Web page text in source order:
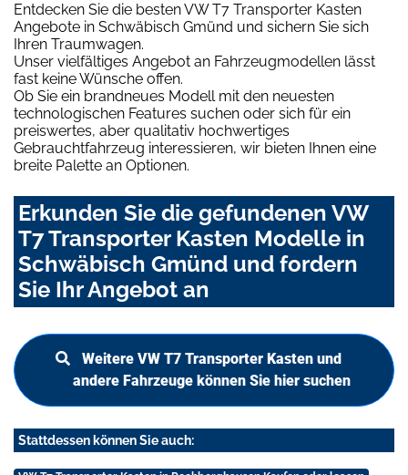
Entdecken Sie die besten VW T7 Transporter Kasten
Angebote in Schwäbisch Gmünd und sichern Sie sich
Ihren Traumwagen.
Unser vielfältiges Angebot an Fahrzeugmodellen lässt
fast keine Wünsche offen.
Ob Sie ein brandneues Modell mit den neuesten
technologischen Features suchen oder sich für ein
preiswertes, aber qualitativ hochwertiges
Gebrauchtfahrzeug interessieren, wir bieten Ihnen eine
breite Palette an Optionen.
Erkunden Sie die gefundenen VW
T7 Transporter Kasten Modelle in
Schwäbisch Gmünd und fordern
Sie Ihr Angebot an
Weitere VW T7 Transporter Kasten und
andere Fahrzeuge können Sie hier suchen
Stattdessen können Sie auch: